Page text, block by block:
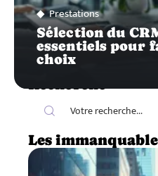
Prestations
Sélection du
essentiels pour
choix
Recherche
Les